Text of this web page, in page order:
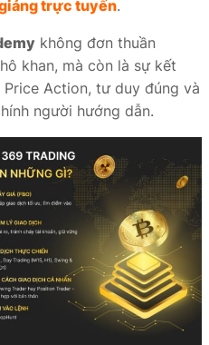
trực tuyến.
không đơn thuần
khan, mà còn là sự kết
Action, tư duy đúng và
người hướng dẫn.